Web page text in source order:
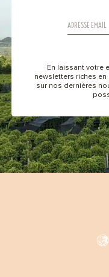
En laissant votre
newsletters riches
sur nos dernières